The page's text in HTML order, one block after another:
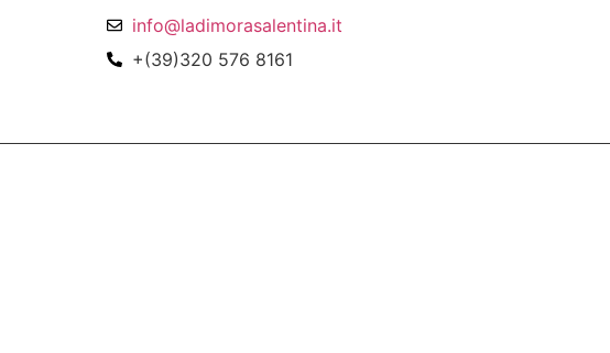
info@ladimorasalentina.it
+(39)320 576 8161